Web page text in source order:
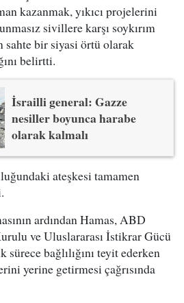
kazanmak, yıkıcı projelerini
sivillere karşı soykırım
sahte bir siyasi örtü olarak
belirtti.
İsrailli general: Gazze
nesiller boyunca harabe
olarak kalmalı
ateşkesi tamamen
ardından Hamas, ABD
ve Uluslararası İstikrar Gücü
bağlılığını teyit ederken
yerine getirmesi çağrısında